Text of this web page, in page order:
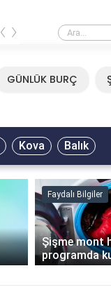
Mirkelam - Tavla
‹ ›
GÜNLÜK BURÇ
Kova Balık
Faydalı Bilgiler
Şişme mont
programda